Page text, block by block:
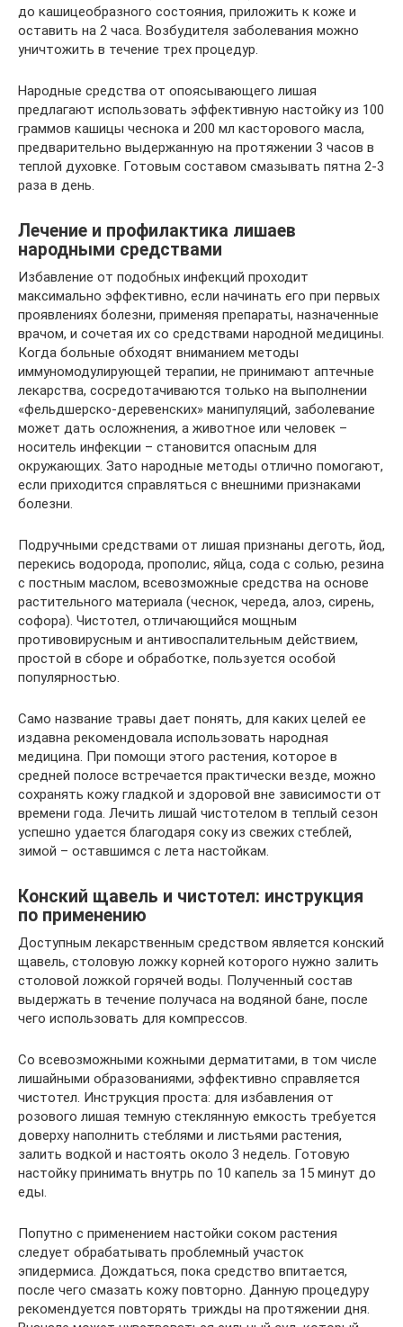
до кашицеобразного состояния, приложить к коже и
оставить на 2 часа. Возбудителя заболевания можно
уничтожить в течение трех процедур.
Народные средства от опоясывающего лишая
предлагают использовать эффективную настойку из 100
граммов кашицы чеснока и 200 мл касторового масла,
предварительно выдержанную на протяжении 3 часов в
теплой духовке. Готовым составом смазывать пятна 2-3
раза в день.
Лечение и профилактика лишаев
народными средствами
Избавление от подобных инфекций проходит
максимально эффективно, если начинать его при первых
проявлениях болезни, применяя препараты, назначенные
врачом, и сочетая их со средствами народной медицины.
Когда больные обходят вниманием методы
иммуномодулирующей терапии, не принимают аптечные
лекарства, сосредотачиваются только на выполнении
«фельдшерско-деревенских» манипуляций, заболевание
может дать осложнения, а животное или человек –
носитель инфекции – становится опасным для
окружающих. Зато народные методы отлично помогают,
если приходится справляться с внешними признаками
болезни.
Подручными средствами от лишая признаны деготь, йод,
перекись водорода, прополис, яйца, сода с солью, резина
с постным маслом, всевозможные средства на основе
растительного материала (чеснок, череда, алоэ, сирень,
софора). Чистотел, отличающийся мощным
противовирусным и антивоспалительным действием,
простой в сборе и обработке, пользуется особой
популярностью.
Само название травы дает понять, для каких целей ее
издавна рекомендовала использовать народная
медицина. При помощи этого растения, которое в
средней полосе встречается практически везде, можно
сохранять кожу гладкой и здоровой вне зависимости от
времени года. Лечить лишай чистотелом в теплый сезон
успешно удается благодаря соку из свежих стеблей,
зимой – оставшимся с лета настойкам.
Конский щавель и чистотел: инструкция
по применению
Доступным лекарственным средством является конский
щавель, столовую ложку корней которого нужно залить
столовой ложкой горячей воды. Полученный состав
выдержать в течение получаса на водяной бане, после
чего использовать для компрессов.
Со всевозможными кожными дерматитами, в том числе
лишайными образованиями, эффективно справляется
чистотел. Инструкция проста: для избавления от
розового лишая темную стеклянную емкость требуется
доверху наполнить стеблями и листьями растения,
залить водкой и настоять около 3 недель. Готовую
настойку принимать внутрь по 10 капель за 15 минут до
еды.
Попутно с применением настойки соком растения
следует обрабатывать проблемный участок
эпидермиса. Дождаться, пока средство впитается,
после чего смазать кожу повторно. Данную процедуру
рекомендуется повторять трижды на протяжении дня.